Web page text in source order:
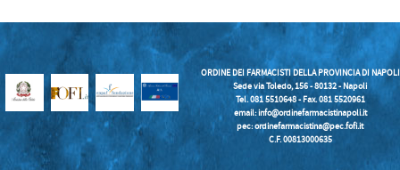
ORDINE DEI FARMACISTI DELLA PROVINCIA DI NAPOLI
Sede via Toledo, 156 - 80132 - Napoli
Tel. 081 5510648 - Fax. 081 5520961
email:info@ordinefarmacistinapoli.it
pec: ordinefarmacistina@pec.fofi.it
C.F. 00813000635